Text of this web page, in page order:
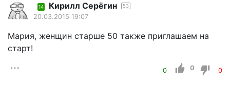
14 Кирилл Серёгин 53
20.03.2015 19:07
Мария, женщин старше 50 также приглашаем на
старт!
0 0 0